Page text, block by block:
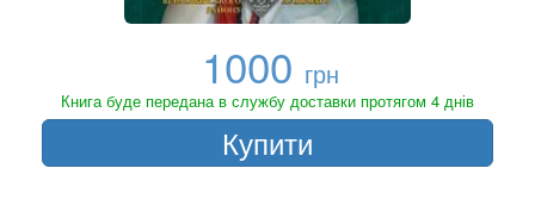
1000 грн
Книга буде передана в службу доставки протягом 4 днів
Купити